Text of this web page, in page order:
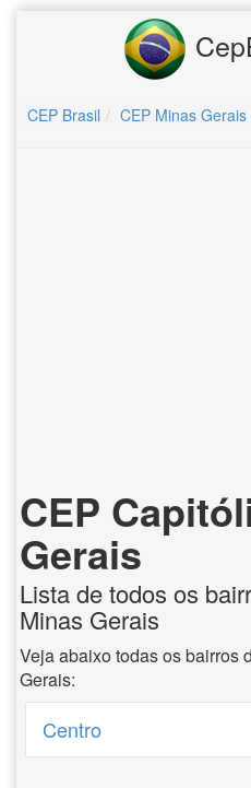
CEP Brasil CEP Minas Gerais
CEP
Gerais
Lista de todos os
Minas Gerais
Veja abaixo todas os bairros
Gerais:
Centro